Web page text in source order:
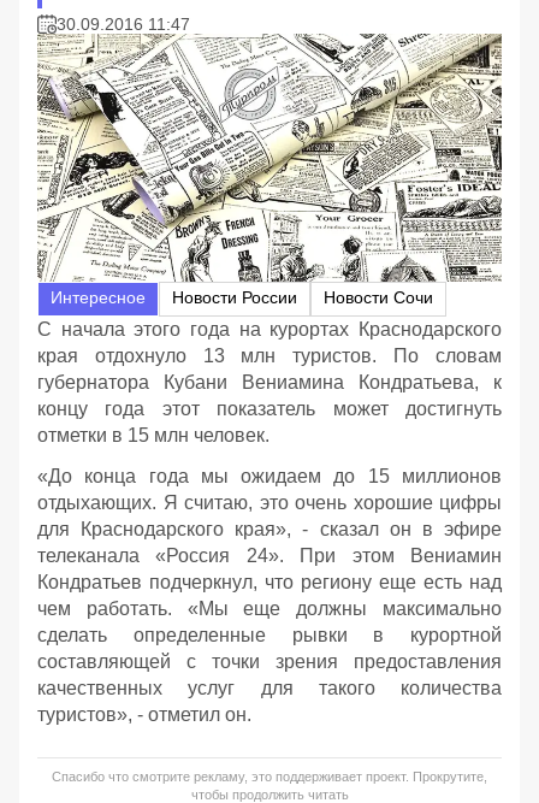
30.09.2016 11:47
Интересное Новости России Новости Сочи
С начала этого года на курортах Краснодарского
края отдохнуло 13 млн туристов. По словам
губернатора Кубани Вениамина Кондратьева, к
концу года этот показатель может достигнуть
отметки в 15 млн человек.
«До конца года мы ожидаем до 15 миллионов
отдыхающих. Я считаю, это очень хорошие цифры
для Краснодарского края», - сказал он в эфире
телеканала «Россия 24». При этом Вениамин
Кондратьев подчеркнул, что региону еще есть над
чем работать. «Мы еще должны максимально
сделать определенные рывки в курортной
составляющей с точки зрения предоставления
качественных услуг для такого количества
туристов», - отметил он.
Спасибо что смотрите рекламу, это поддерживает проект. Прокрутите,
чтобы продолжить читать